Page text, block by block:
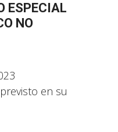
ESPECIAL
NO
en su